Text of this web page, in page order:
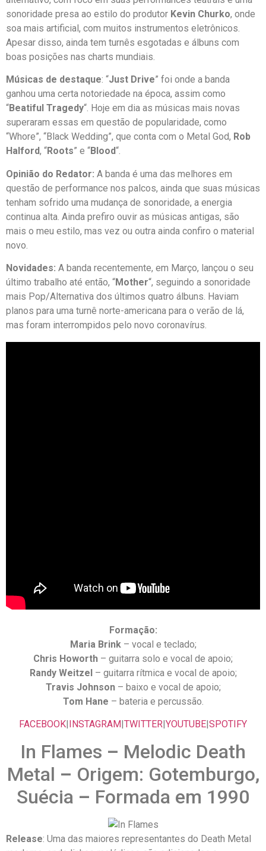
sonoridade presa ao estilo do produtor Kevin Churko, onde
soa mais artificial, com muitos instrumentos eletrônicos.
Apesar disso, ainda tem turnês esgotadas e álbuns com
boas posições nas charts mundiais.
Músicas de destaque: “Just Drive” foi onde a banda
ganhou uma certa notoriedade na época, assim como
“Beatiful Tragedy“. Hoje em dia as músicas mais novas
superaram essas em questão de popularidade, como
“Whore”, “Black Wedding”, que conta com o Metal God, Rob
Halford, “Roots” e “Blood“.
Opinião do Redator: A banda é uma das melhores em
questão de performance nos palcos, ainda que suas músicas
tenham sofrido uma mudança de sonoridade, a energia
continua alta. Ainda prefiro ouvir as músicas antigas, são
mais o meu estilo, mas vez ou outra ainda confiro o material
novo.
Novidades: A banda recentemente, em Março, lançou o seu
último trabalho até então, “Mother“, seguindo a sonoridade
mais Pop/Alternativa dos últimos quatro álbuns. Haviam
planos para uma turnê norte-americana para o verão de lá,
mas foram interrompidos pelo novo coronavírus.
Formação:
Maria Brink– vocal e teclado;
Chris Howorth – guitarra solo e vocal de apoio;
Randy Weitzel– guitarra rítmica e vocal de apoio;
Travis Johnson– baixo e vocal de apoio;
Tom Hane – bateria e percussão.
FACEBOOK INSTAGRAM TWITTER YOUTUBE SPOTIFY
In Flames – Melodic Death
Metal – Origem: Gotemburgo,
Suécia – Formada em 1990
Release: Uma das maiores representantes do Death Metal